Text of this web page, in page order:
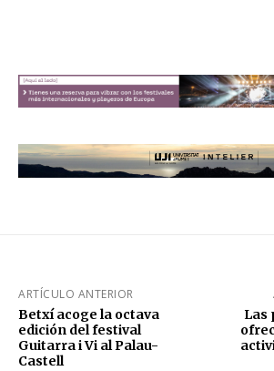
ARTÍCULO ANTERIOR
Betxí acoge la octava
edición del festival
Guitarra i Vi al Palau-
Castell
Las